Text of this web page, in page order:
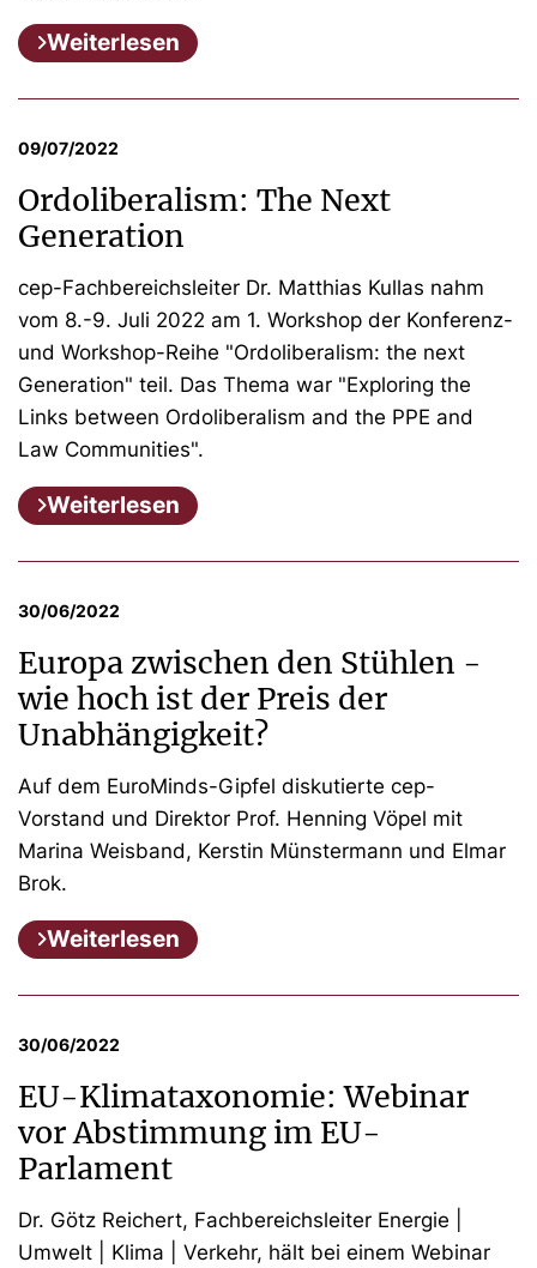
Weiterlesen
09/07/2022
Ordoliberalism: The Next
Generation
cep-Fachbereichsleiter Dr. Matthias Kullas nahm
vom 8.-9. Juli 2022 am 1. Workshop der Konferenz-
und Workshop-Reihe "Ordoliberalism: the next
Generation" teil. Das Thema war "Exploring the
Links between Ordoliberalism and the PPE and
Law Communities".
Weiterlesen
30/06/2022
Europa zwischen den Stühlen -
wie hoch ist der Preis der
Unabhängigkeit?
Auf dem EuroMinds-Gipfel diskutierte cep-
Vorstand und Direktor Prof. Henning Vöpel mit
Marina Weisband, Kerstin Münstermann und Elmar
Brok.
Weiterlesen
30/06/2022
EU-Klimataxonomie: Webinar
vor Abstimmung im EU-
Parlament
Dr. Götz Reichert, Fachbereichsleiter Energie |
Umwelt | Klima | Verkehr, hält bei einem Webinar